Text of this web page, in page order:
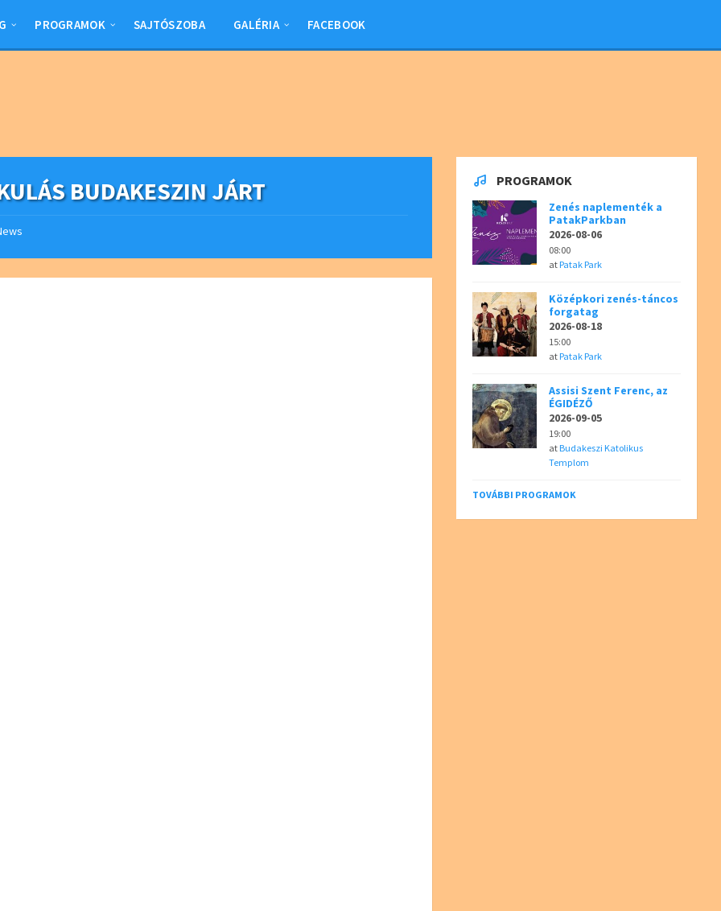
PROGRAMOK SAJTÓSZOBA GALÉRIA FACEBOOK
BUDAKESZIN JÁRT PROGRAMOK
Zenés naplementék a
PatakParkban
2026-08-06
08:00
atPatak Park
Középkori zenés-táncos
forgatag
2026-08-18
15:00
atPatak Park
Assisi Szent Ferenc, az
ÉGIDÉZŐ
2026-09-05
19:00
atBudakeszi Katolikus
Templom
TOVÁBBI PROGRAMOK